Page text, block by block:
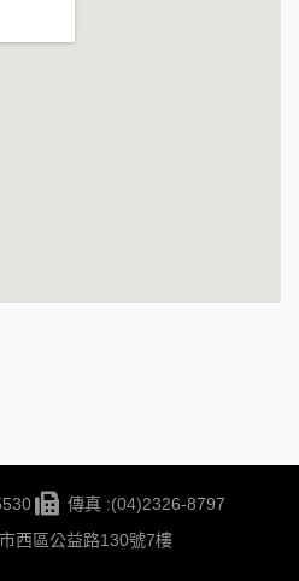
傳真 :(04)2326-8797
西區公益路130號7樓